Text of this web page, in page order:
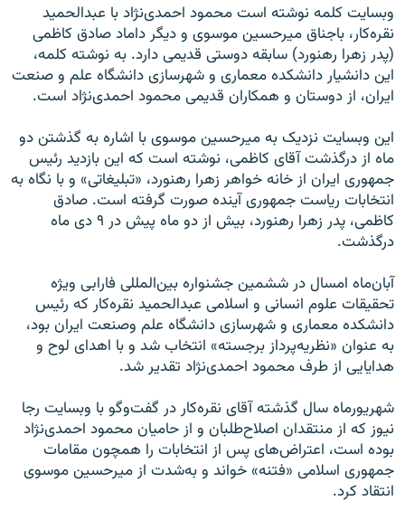
وبسایت کلمه نوشته است محمود احمدی‌نژاد با عبدالحمید
نقره‌کار، باجناق میرحسین موسوی و دیگر داماد صادق کاظمی
(پدر زهرا رهنورد) سابقه دوستی قدیمی دارد. به نوشته کلمه،
این دانشیار دانشکده معماری و شهرسازی دانشگاه علم و صنعت
ایران، از دوستان و همکاران قدیمی محمود احمدی‌نژاد است.
این وبسایت نزدیک به میرحسین موسوی با اشاره به گذشتن دو
ماه از درگذشت آقای کاظمی، نوشته است که این بازدید رئیس
جمهوری ایران از خانه خواهر زهرا رهنورد، «تبلیغاتی» و با نگاه به
انتخابات ریاست جمهوری آینده صورت گرفته است. صادق
کاظمی، پدر زهرا رهنورد، بیش از دو ماه پیش در ۹ دی ماه
درگذشت.
آبان‌ماه امسال در ششمین جشنواره بین‌المللی فارابی ویژه
تحقیقات علوم انسانی و اسلامی عبدالحمید نقره‌کار که رئیس
دانشکده معماری و شهرسازی دانشگاه علم وصنعت ایران بود،
به عنوان «نظریه‌پرداز برجسته» انتخاب شد و با اهدای لوح و
هدایایی از طرف محمود احمدی‌نژاد تقدیر شد.
شهریورماه سال گذشته آقای نقره‌کار در گفت‌وگو با وبسایت رجا
نیوز که از منتقدان اصلاح‌طلبان و از حامیان محمود احمدی‌نژاد
بوده است، اعتراض‌های پس از انتخابات را همچون مقامات
جمهوری اسلامی «فتنه» خواند و به‌شدت از میرحسین موسوی
انتقاد کرد.